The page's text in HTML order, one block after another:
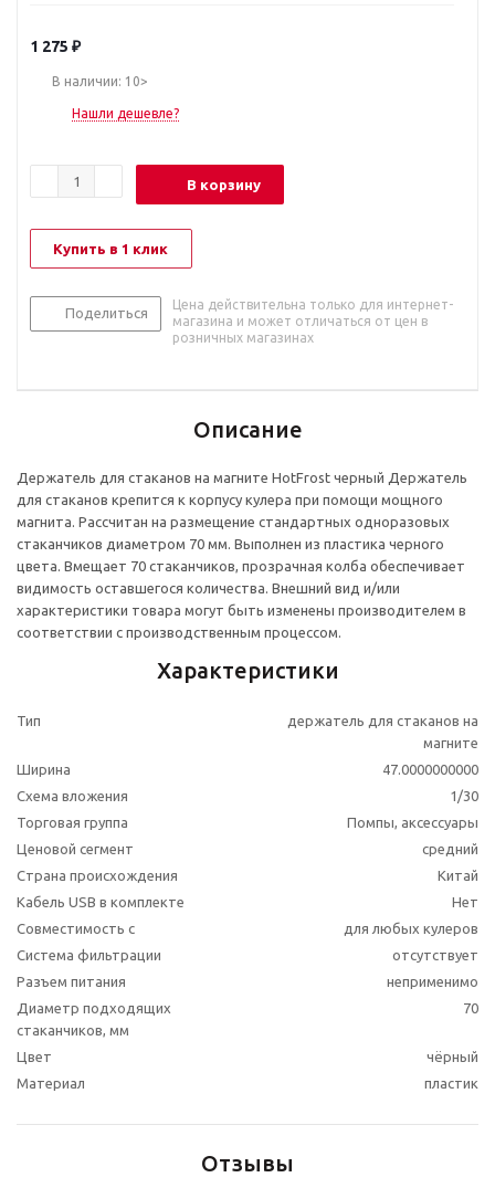
1 275 ₽
В наличии: 10>
Нашли дешевле?
В корзину
Купить в 1 клик
Поделиться
Цена действительна только для интернет-
магазина и может отличаться от цен в
розничных магазинах
Описание
Держатель для стаканов на магните HotFrost черный Держатель
для стаканов крепится к корпусу кулера при помощи мощного
магнита. Рассчитан на размещение стандартных одноразовых
стаканчиков диаметром 70 мм. Выполнен из пластика черного
цвета. Вмещает 70 стаканчиков, прозрачная колба обеспечивает
видимость оставшегося количества. Внешний вид и/или
характеристики товара могут быть изменены производителем в
соответствии с производственным процессом.
Характеристики
Тип
держатель для стаканов на
магните
Ширина
47.0000000000
Схема вложения
1/30
Торговая группа
Помпы, аксессуары
Ценовой сегмент
средний
Страна происхождения
Китай
Кабель USB в комплекте
Нет
Совместимость с
для любых кулеров
Система фильтрации
отсутствует
Разъем питания
неприменимо
Диаметр подходящих
стаканчиков, мм
70
Цвет
чёрный
Материал
пластик
Отзывы